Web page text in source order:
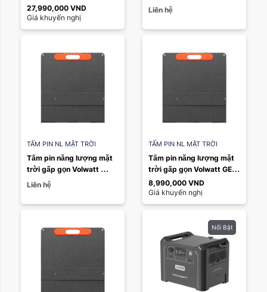
27,990,000 VND
Giá khuyến nghị
400W
Liên hệ
TẤM PIN NL MẶT TRỜI
Tấm pin năng lượng mặt
trời gấp gọn Volwatt
300W
Liên hệ
TẤM PIN NL MẶT TRỜI
Tấm pin năng lượng mặt
trời gấp gọn Volwatt GE-
FPV-200 200W
8,990,000 VND
Giá khuyến nghị
Nổi Bật